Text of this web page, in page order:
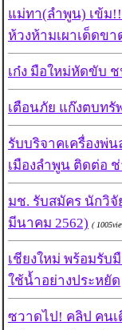
แม่ทา(ลำพูน) เข้ม
ห้วงห้ามเผาเด็ดขา
เก๋ง มือใหม่หัดขับ
เตือนภัย แก๊งตบท
รับบริจาคเครื่องพ่
เมืองลำพูน ติดต่อ
มช. รับสมัคร นักวิจั
มีนาคม 2562) (
เชียงใหม่ พร้อมรั
ใช้น้ำอย่างประหยัด
ซวาดไป! คลิป คน